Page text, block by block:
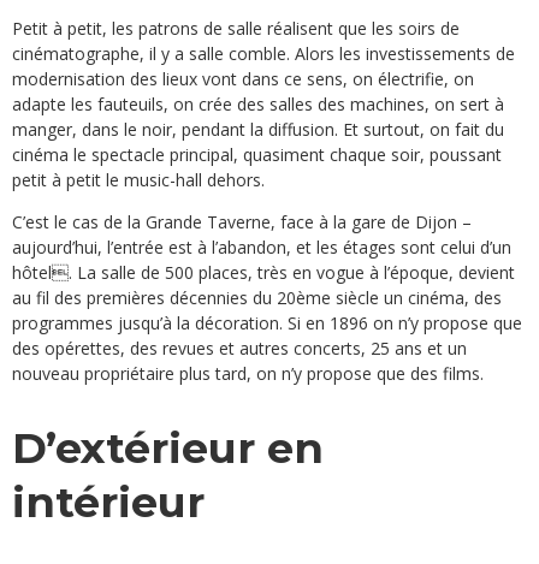
Petit à petit, les patrons de salle réalisent que les soirs de
cinématographe, il y a salle comble. Alors les investissements de
modernisation des lieux vont dans ce sens, on électrifie, on
adapte les fauteuils, on crée des salles des machines, on sert à
manger, dans le noir, pendant la diffusion. Et surtout, on fait du
cinéma le spectacle principal, quasiment chaque soir, poussant
petit à petit le music-hall dehors.
C’est le cas de la Grande Taverne, face à la gare de Dijon –
aujourd’hui, l’entrée est à l’abandon, et les étages sont celui d’un
hôtel. La salle de 500 places, très en vogue à l’époque, devient
au fil des premières décennies du 20ème siècle un cinéma, des
programmes jusqu’à la décoration. Si en 1896 on n’y propose que
des opérettes, des revues et autres concerts, 25 ans et un
nouveau propriétaire plus tard, on n’y propose que des films.
D’extérieur en
intérieur